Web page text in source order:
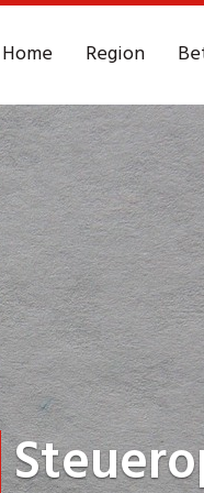
Home Region